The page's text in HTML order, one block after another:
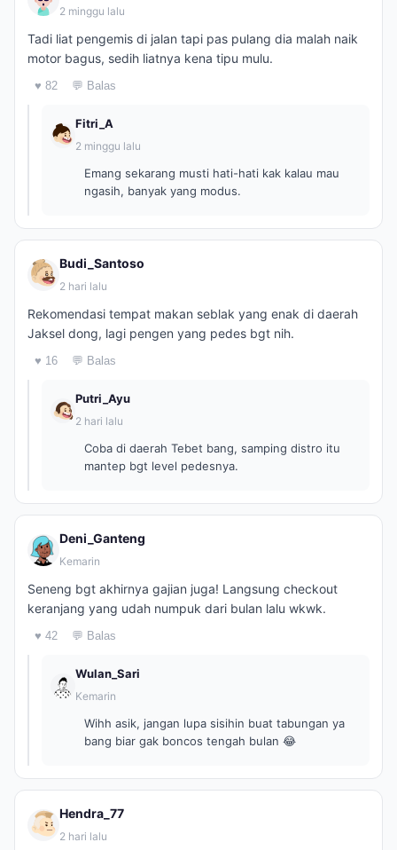
2 minggu lalu
Tadi liat pengemis di jalan tapi pas pulang dia malah naik
motor bagus, sedih liatnya kena tipu mulu.
♥ 82 💬 Balas
Fitri_A
2 minggu lalu
Emang sekarang musti hati-hati kak kalau mau
ngasih, banyak yang modus.
Budi_Santoso
2 hari lalu
Rekomendasi tempat makan seblak yang enak di daerah
Jaksel dong, lagi pengen yang pedes bgt nih.
♥ 16 💬 Balas
Putri_Ayu
2 hari lalu
Coba di daerah Tebet bang, samping distro itu
mantep bgt level pedesnya.
Deni_Ganteng
Kemarin
Seneng bgt akhirnya gajian juga! Langsung checkout
keranjang yang udah numpuk dari bulan lalu wkwk.
♥ 42 💬 Balas
Wulan_Sari
Kemarin
Wihh asik, jangan lupa sisihin buat tabungan ya
bang biar gak boncos tengah bulan 😂
Hendra_77
2 hari lalu